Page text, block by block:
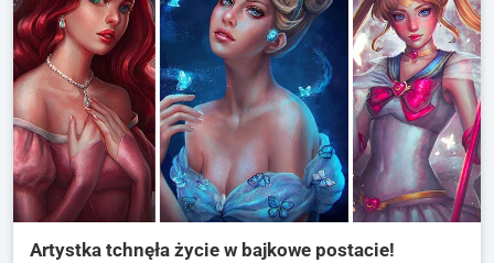
Artystka tchnęła życie w bajkowe postacie!